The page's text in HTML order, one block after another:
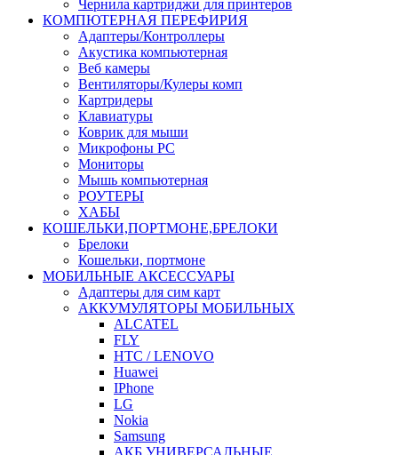
Чернила картриджи для принтеров
КОМПЮТЕРНАЯ ПЕРЕФИРИЯ
Адаптеры/Контроллеры
Акустика компьютерная
Веб камеры
Вентиляторы/Кулеры комп
Картридеры
Клавиатуры
Коврик для мыши
Микрофоны PC
Мониторы
Мышь компьютерная
РОУТЕРЫ
ХАБЫ
КОШЕЛЬКИ,ПОРТМОНЕ,БРЕЛОКИ
Брелоки
Кошельки, портмоне
МОБИЛЬНЫЕ АКСЕССУАРЫ
Адаптеры для сим карт
АККУМУЛЯТОРЫ МОБИЛЬНЫХ
ALCATEL
FLY
HTC / LENOVO
Huawei
IPhone
LG
Nokia
Samsung
АКБ УНИВЕРСАЛЬНЫЕ